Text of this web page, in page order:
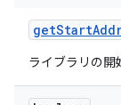
getStart
ライブラリの開